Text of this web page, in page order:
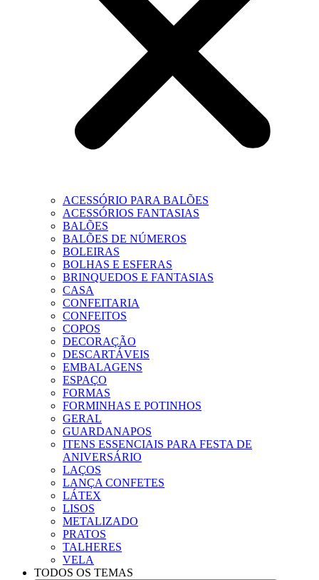
ACESSÓRIO PARA BALÕES
ACESSÓRIOS FANTASIAS
BALÕES
BALÕES DE NÚMEROS
BOLEIRAS
BOLHAS E ESFERAS
BRINQUEDOS E FANTASIAS
CASA
CONFEITARIA
CONFEITOS
COPOS
DECORAÇÃO
DESCARTÁVEIS
EMBALAGENS
ESPAÇO
FORMAS
FORMINHAS E POTINHOS
GERAL
GUARDANAPOS
ITENS ESSENCIAIS PARA FESTA DE
ANIVERSÁRIO
LAÇOS
LANÇA CONFETES
LÁTEX
LISOS
METALIZADO
PRATOS
TALHERES
VELA
TODOS OS TEMAS